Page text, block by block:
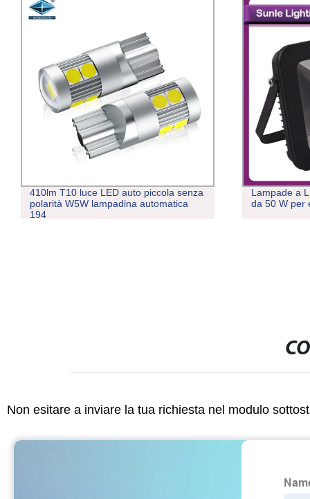
410lm T10 luce LED auto piccola senza
polarità W5W lampadina automatica
194
Lampade a
da 50 W per
Non esitare a inviare la tua richiesta nel modulo